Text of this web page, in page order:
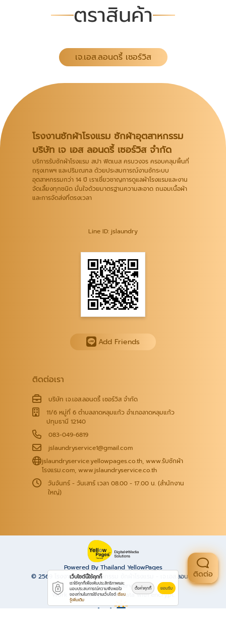
ตราสินค้า
เจ.เอส.ลอนดรี้ เซอร์วิส
โรงงานซักผ้าโรงแรม ซักผ้าอุตสาหกรรม
บริษัท เจ เอส ลอนดรี้ เซอร์วิส จำกัด
บริการรับซักผ้าโรงแรม สปา ฟิตเนส ครบวงจร ครอบคลุมพื้นที่
กรุงเทพฯ และปริมณฑล ด้วยประสบการณ์งานซักระบบ
อุตสาหกรรมกว่า 14 ปี เราเชี่ยวชาญการดูแลผ้าโรงแรมและงาน
จัดเลี้ยงทุกชนิด มั่นใจด้วยมาตรฐานความสะอาด ถนอมเนื้อผ้า
และการจัดส่งที่ตรงเวลา
Line ID: jslaundry
Add Friends
ติดต่อเรา
บริษัท เจ.เอส.ลอนดรี้ เซอร์วิส จำกัด
11/6 หมู่ที่ 6 ตำบลลาดหลุมแก้ว อำเภอลาดหลุมแก้ว
ปทุมธานี 12140
083-049-6819
jslaundryservice1@gmail.com
jslaundryservice.yellowpages.co.th, www.รับซักผ้า
โรงแรม.com, www.jslaundryservice.co.th
วันจันทร์ - วันเสาร์ เวลา 08.00 - 17.00 น. (สำนักงาน
ใหญ่)
Powered By Thailand YellowPages
© 2569
โรงงานซักผ้าอุตสาหกรรม ซักผ้าโรงแรม - เจ.เอส.ลอนดรี้
All rights reserved.
Work is secure protect data with encrypt.
ติดต่อ
เว็บไซต์นี้ใช้คุกกี้
เราใช้คุกกี้เพื่อเพิ่มประสิทธิภาพและ
มอบประสบการณ์ความพึงพอใจ
ของท่านในการใช้งานเว็บไซต์ เรียน
รู้เพิ่มเติม
ตั้งค่าคุกกี้ ยอมรับ